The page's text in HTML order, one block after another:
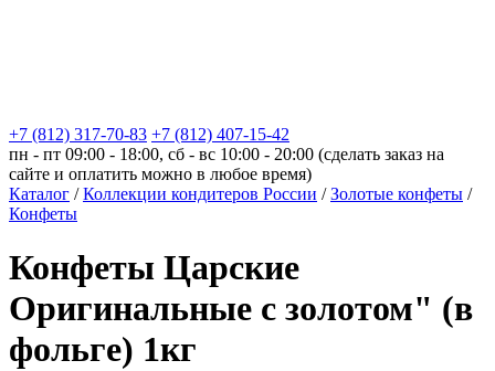
+7 (812) 317-70-83 +7 (812) 407-15-42
пн - пт 09:00 - 18:00, сб - вс 10:00 - 20:00 (сделать заказ на
сайте и оплатить можно в любое время)
Каталог / Коллекции кондитеров России / Золотые конфеты /
Конфеты
Конфеты Царские
Оригинальные с золотом" (в
фольге) 1кг